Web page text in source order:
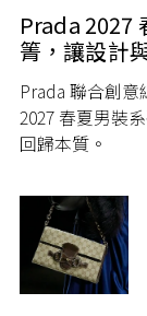
Prada 2027
箐，讓設計
Prada 聯合創意
2027 春夏男裝
回歸本質。